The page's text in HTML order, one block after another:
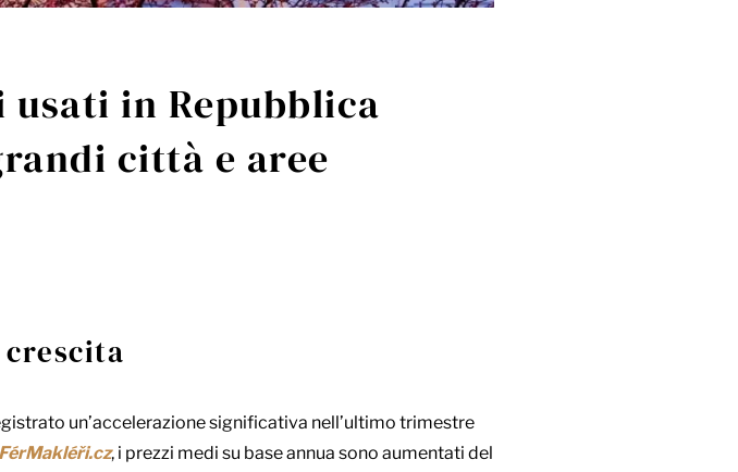
in Repubblica
città e aree
un’accelerazione significativa nell’ultimo trimestre
FérMakléři.cz, i prezzi medi su base annua sono aumentati del